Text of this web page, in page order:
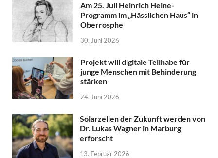
Am 25. Juli Heinrich Heine-
Programm im „Hässlichen Haus“ in
Oberrosphe
30. Juni 2026
Projekt will digitale Teilhabe für
junge Menschen mit Behinderung
stärken
24. Juni 2026
Solarzellen der Zukunft werden von
Dr. Lukas Wagner in Marburg
erforscht
13. Februar 2026